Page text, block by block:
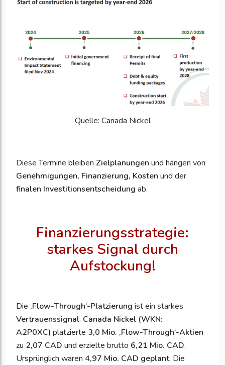
Quelle: Canada Nickel
Diese Termine bleiben Zielplanungen und hängen von
Genehmigungen, Finanzierung, Kosten und der
finalen Investitionsentscheidung ab.
Finanzierungsstrategie:
starkes Signal durch
Aufstockung!
Die ‚Flow-Through‘-Platzierung ist ein starkes
Vertrauenssignal. Canada Nickel (WKN:
A2P0XC) platzierte 3,0 Mio. ‚Flow-Through‘-Aktien
zu 2,07 CAD und erzielte brutto 6,21 Mio. CAD.
Ursprünglich waren 4,97 Mio. CAD geplant. Die